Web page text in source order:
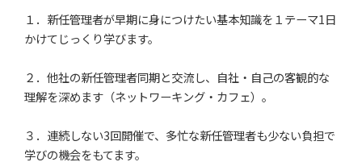
１．新任管理者が早期に身につけたい基本知識を１テーマ1日
かけてじっくり学びます。
２．他社の新任管理者同期と交流し、自社・自己の客観的な
理解を深めます（ネットワーキング・カフェ）。
３．連続しない3回開催で、多忙な新任管理者も少ない負担で
学びの機会をもてます。